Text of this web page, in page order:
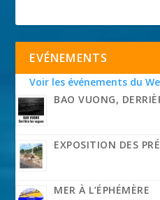
EVÉNEMENTS
Voir les événements du
BAO VUONG,
EXPOSITION DES
MER À L’ÉPHÉMÈRE